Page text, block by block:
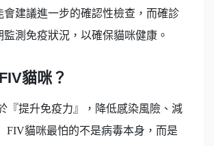
會建議進一步的確認性檢查，而確診
測免疫狀況，以確保貓咪健康。
貓咪？
『提升免疫力』，降低感染風險、減
FIV貓咪最怕的不是病毒本身，而是